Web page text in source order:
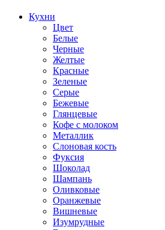
Кухни
Цвет
Белые
Черные
Желтые
Красные
Зеленые
Серые
Бежевые
Глянцевые
Кофе с молоком
Металлик
Слоновая кость
Фуксия
Шоколад
Шампань
Оливковые
Оранжевые
Вишневые
Изумрудные